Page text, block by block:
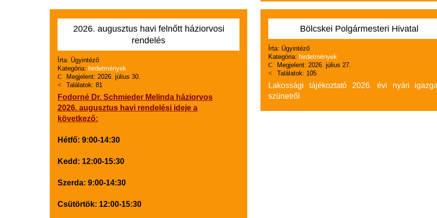
2026. augusztus havi felnőtt háziorvosi
rendelés
Írta: Ügyintéző
Kategória: hirdetmények
Megjelent: 2026. július 30.
Találatok: 81
Fodorné Dr. Schmieder Melinda háziorvos
2026. augusztus havi rendelési ideje a
következő:
Hétfő: 9:00-14:30
Kedd: 12:00-15:30
Szerda: 9:00-14:30
Csütörtök: 12:00-15:30
Bölcskei Polgármesteri Hivatal
Írta: Ügyintéző
Kategória: hirdetmények
Megjelent: 2026. július 27.
Találatok: 105
Lakossági tájékoztató 2026. évi nyári
szünetről